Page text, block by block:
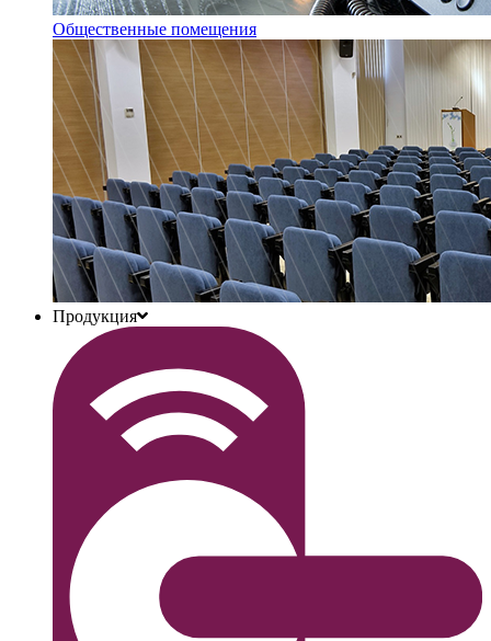
Общественные помещения
Продукция